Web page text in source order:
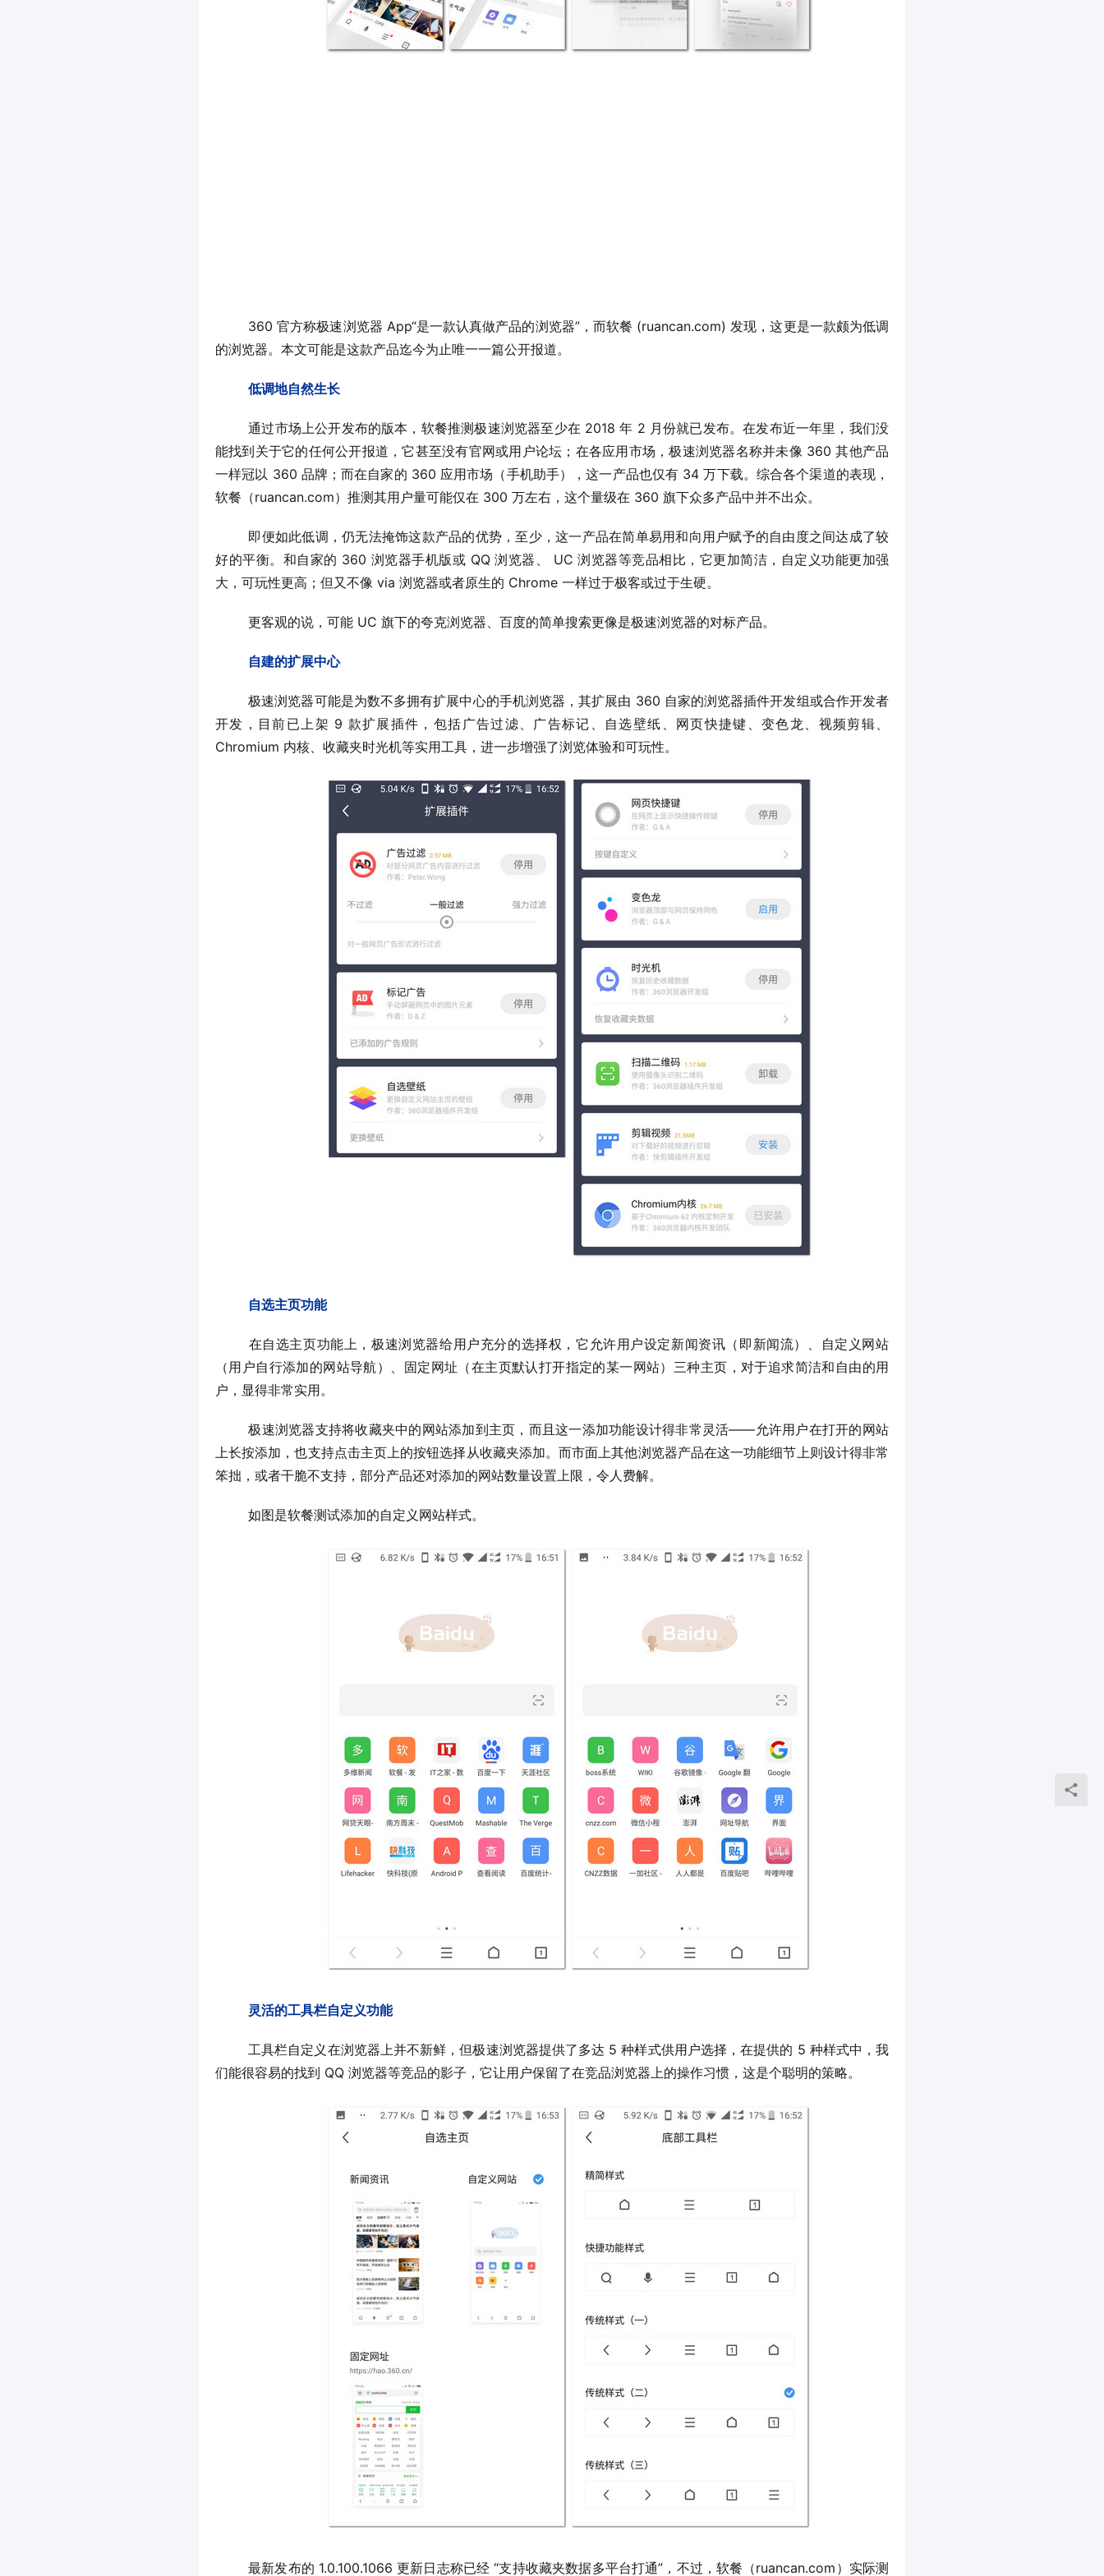
的浏览器。本文可能是这款产品迄今为止唯一一篇公开报道。
低调地自然生长
	通过市场上公开发布的版本，软餐推测极速浏览器至少在 2018 年 2 月份就已发布。在发布近一年里，我们没
能找到关于它的任何公开报道，它甚至没有官网或用户论坛；在各应用市场，极速浏览器名称并未像 360 其他产品
一样冠以 360 品牌；而在自家的 360 应用市场（手机助手），这一产品也仅有 34 万下载。综合各个渠道的表现，
软餐（ruancan.com）推测其用户量可能仅在 300 万左右，这个量级在 360 旗下众多产品中并不出众。
好的平衡。和自家的 360 浏览器手机版或 QQ 浏览器、 UC 浏览器等竞品相比，它更加简洁，自定义功能更加强
大，可玩性更高；但又不像 via 浏览器或者原生的 Chrome 一样过于极客或过于生硬。
	更客观的说，可能 UC 旗下的夸克浏览器、百度的简单搜索更像是极速浏览器的对标产品。
自建的扩展中心
	极速浏览器可能是为数不多拥有扩展中心的手机浏览器，其扩展由 360 自家的浏览器插件开发组或合作开发者
开发，目前已上架 9 款扩展插件，包括广告过滤、广告标记、自选壁纸、网页快捷键、变色龙、视频剪辑、
Chromium 内核、收藏夹时光机等实用工具，进一步增强了浏览体验和可玩性。
自选主页功能
（用户自行添加的网站导航）、固定网址（在主页默认打开指定的某一网站）三种主页，对于追求简洁和自由的用
户，显得非常实用。
	极速浏览器支持将收藏夹中的网站添加到主页，而且这一添加功能设计得非常灵活——允许用户在打开的网站
上长按添加，也支持点击主页上的按钮选择从收藏夹添加。而市面上其他浏览器产品在这一功能细节上则设计得非常
笨拙，或者干脆不支持，部分产品还对添加的网站数量设置上限，令人费解。
	如图是软餐测试添加的自定义网站样式。
灵活的工具栏自定义功能
	工具栏自定义在浏览器上并不新鲜，但极速浏览器提供了多达 5 种样式供用户选择，在提供的 5 种样式中，我
们能很容易的找到 QQ 浏览器等竞品的影子，它让用户保留了在竞品浏览器上的操作习惯，这是个聪明的策略。
	最新发布的 1.0.100.1066 更新日志称已经 “支持收藏夹数据多平台打通”，不过，软餐（ruancan.com）实际测